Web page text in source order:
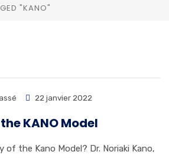
"KANO"
22 janvier 2022
KANO Model
of the Kano Model? Dr. Noriaki Kano,